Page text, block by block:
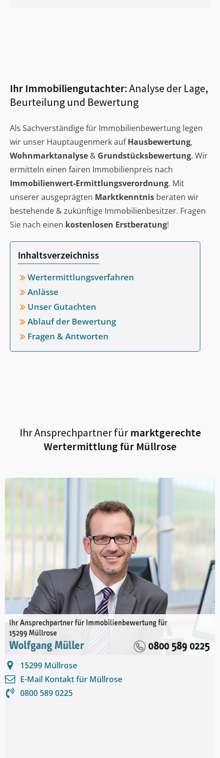
Ihr Immobiliengutachter:Analyse der Lage,
Beurteilung und Bewertung
Als Sachverständige für Immobilienbewertung legen
wir unser Hauptaugenmerk aufHausbewertung,
Wohnmarktanalyse & Grundstücksbewertung. Wir
ermitteln einen fairen Immobilienpreis nach
Immobilienwert-Ermittlungsverordnung. Mit
unserer ausgeprägten Marktkenntnis beraten wir
bestehende & zukünftige Immobilienbesitzer. Fragen
Sie nach einen kostenlosen Erstberatung!
Inhaltsverzeichniss
Wertermittlungsverfahren
Anlässe
Unser Gutachten
Ablauf der Bewertung
Fragen & Antworten
Ihr Ansprechpartner fürmarktgerechte
Wertermittlung für Müllrose
15299 Müllrose
E-Mail Kontakt für Müllrose
0800 589 0225